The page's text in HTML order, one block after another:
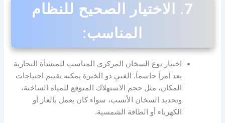
7.
الاختيار الصحيح للنظام
المناسب:
اختيار نوع السخان المركزي المناسب للمنشأة التجارية
يعد أمراً حاسماً. الفني ذو الخبرة يمكنه تقييم احتياجات
المكان، مثل حجم الاستهلاك المتوقع للمياه الساخنة،
وتحديد السخان الأنسب، سواء كان يعمل بالغاز أو
الكهرباء أو الطاقة الشمسية.